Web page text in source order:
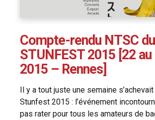
Compte-rendu NTSC du
STUNFEST 2015 [22
2015 – Rennes]
Il y a tout juste une semaine
Stunfest 2015 : l’événement
pas rater pour tous les amateurs de